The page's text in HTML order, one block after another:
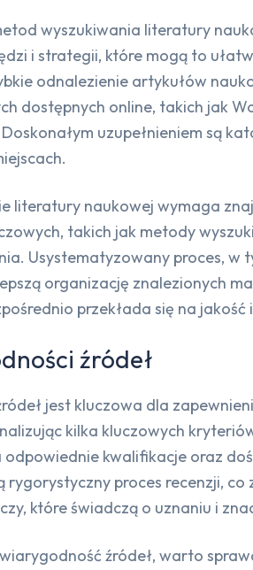
wyszukiwania literatury
i strategii, które mogą to
odnalezienie artykułów
dostępnych online, takich jak
uzupełnieniem są
literatury naukowej wymaga
takich jak metody
Usystematyzowany proces,
organizację znalezionych
przekłada się na
źródeł
jest kluczowa dla
kilka kluczowych
kwalifikacje oraz
proces recenzji,
które świadczą o uznaniu i
źródeł, warto